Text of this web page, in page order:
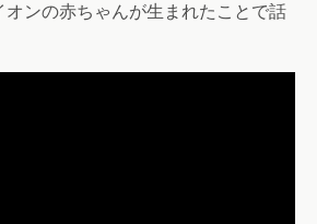
ンの赤ちゃんが生まれたことで話